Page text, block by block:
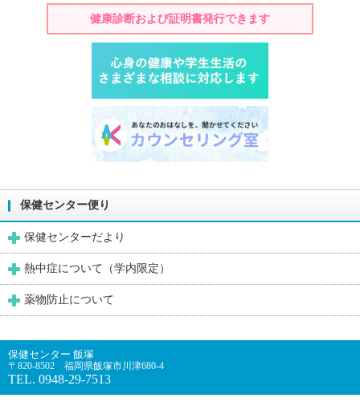
健康診断および証明書発行できます
保健センター便り
保健センターだより
熱中症について（学内限定）
薬物防止について
保健センター 飯塚
〒820-8502 福岡県飯塚市川津680-4
TEL. 0948-29-7513